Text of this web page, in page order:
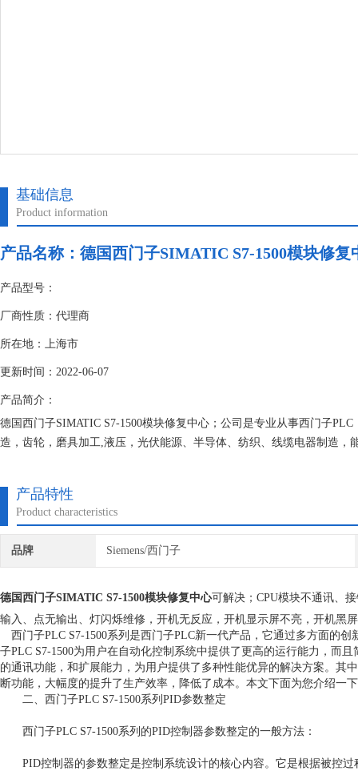
基础信息
Product information
产品名称： 德国西门子SIMATIC S7-1500模块修复
产品型号：
厂商性质：代理商
所在地：上海市
更新时间：2022-06-07
产品简介：
德国西门子SIMATIC S7-1500模块修复中心；公司是专业从事西门子
造，齿轮，磨具加工,液压，光伏能源、半导体、纺织、线缆电器制造
产品特性
Product characteristics
品牌 Siemens/西门子
德国西门子SIMATIC S7-1500模块修复中心可解决；CPU模块不通讯、
输入、点无输出、灯闪烁维修，开机无反应，开机显示屏不亮，开机黑
西门子PLC S7-1500系列是西门子PLC新一代产品，它通过多方面的
子PLC S7-1500为用户在自动化控制系统中提供了更高的运行能力，而
的通讯功能，和扩展能力，为用户提供了多种性能优异的解决方案。其
断功能，大幅度的提升了生产效率，降低了成本。本文下面为您介绍一
二、西门子PLC S7-1500系列PID参数整定
西门子PLC S7-1500系列的PID控制器参数整定的一般方法：
PID控制器的参数整定是控制系统设计的核心内容。它是根据被控过